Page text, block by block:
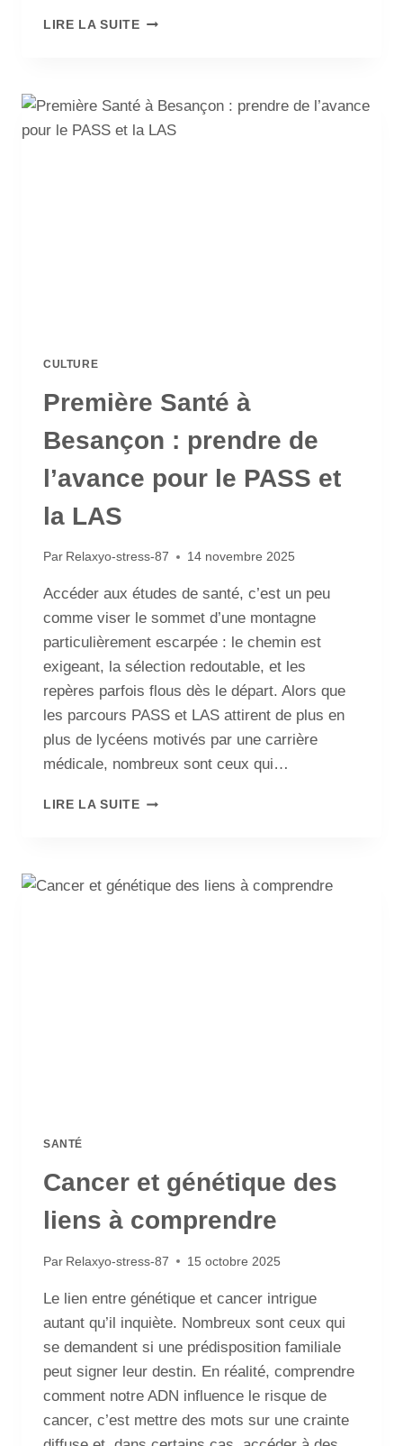
LIRE LA SUITE
CULTURE
Première Santé à
Besançon : prendre de
l’avance pour le PASS et
la LAS
Par Relaxyo-stress-87 14 novembre 2025
Accéder aux études de santé, c’est un peu
comme viser le sommet d’une montagne
particulièrement escarpée : le chemin est
exigeant, la sélection redoutable, et les
repères parfois flous dès le départ. Alors que
les parcours PASS et LAS attirent de plus en
plus de lycéens motivés par une carrière
médicale, nombreux sont ceux qui…
LIRE LA SUITE
SANTÉ
Cancer et génétique des
liens à comprendre
Par Relaxyo-stress-87 15 octobre 2025
Le lien entre génétique et cancer intrigue
autant qu’il inquiète. Nombreux sont ceux qui
se demandent si une prédisposition familiale
peut signer leur destin. En réalité, comprendre
comment notre ADN influence le risque de
cancer, c’est mettre des mots sur une crainte